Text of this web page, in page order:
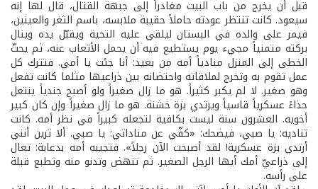
قبل أن يخرج من باب البيت مغادراً إلى جبهة القتال، قال لها إنه
سيعود. كانت تنتظر عودته حاملاً حقيبة ملابسه، باسم الثغر والعينين،
فيمر على والده في البستان ليلقي عليه التحية ويقبّل يده وينال
بركته متمنياً مجيء يوم يستطيع فيه أن يحمل الأتعاب عنه، ثم يحثّ
الخطى إلى المنزل منادياً أمه من بعيد: أنا جئت يا أمي. فتترك كل
عمل تقوم به وتخرج لملاقاته واحتضانه بين ذراعيها مثلما كانت تفعل
وهو صغير. لا لم يكبر كثيراً. هو ما زال صغيراً ولو أصبح جندياً ينتعل
حذاءً عسكرياً قاسياً ويرتدي بزة خشنة. هو ما زال صغيراً وإن كان كبير
أخويه. العشرون سنة ليست بكافية لتجعله كبيراً في نظر أمه. كانت
تناديه: يا صبي، فيضحك: «كفّي عن مناداتي: يا صبي. ألا ترين أنني
أرتدي بزة عسكرية! لقد أصبحت الآن رجلاً». فتجيبه أمه بدعابة: تعال
إلى ذراعيّ أمك أيها الرجل الصغير. ثم تنهض وتدنو منه وتطبع قبلة
على رأسه.